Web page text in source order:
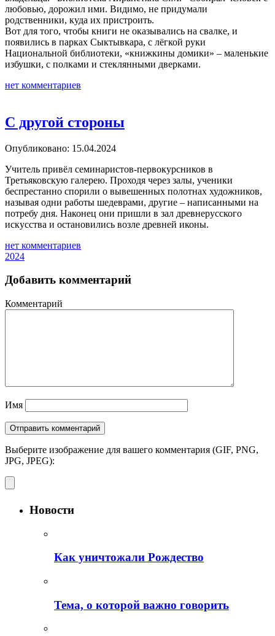
любовью, дорожил ими. Видимо, не придумали
родственники, куда их пристроить.
Вот для того, чтобы книги не оказывались на свалке, и
появились в парках Сыктывкара, с лёгкой руки
Национальной библиотеки, «книжкины домики» – маленькие
избушки, с полками и стеклянными дверками.
нет комментариев
С другой стороны
Опубликовано: 15.04.2024
Учитель привёл семинаристов-первокурсников в
Третьяковскую галерею. Проходя через залы, ученики
беспрестанно спорили о вывешенных полотнах художников,
называя одни работы шедеврами, другие – написанными на
потребу дня. Наконец они пришли в зал древнерусского
искусства и остановились возле древней иконы.
нет комментариев
2024
Добавить комментарий
Комментарий
Имя
Выберите изображение для вашего комментария (GIF, PNG,
JPG, JPEG):
Новости
Как уничтожали Рождество
Тема, о которой важно говорить